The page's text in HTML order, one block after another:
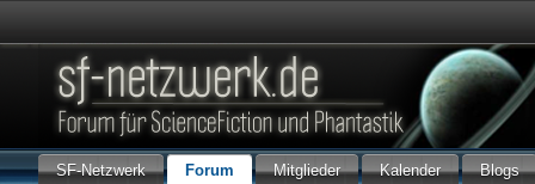
SF-Netzwerk Forum Mitglieder Kalender Blogs